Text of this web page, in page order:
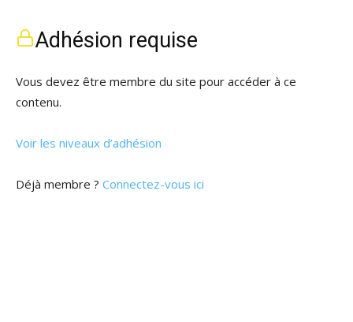
Adhésion requise
Vous devez être membre du site pour accéder à ce
contenu.
Voir les niveaux d’adhésion
Déjà membre ? Connectez-vous ici